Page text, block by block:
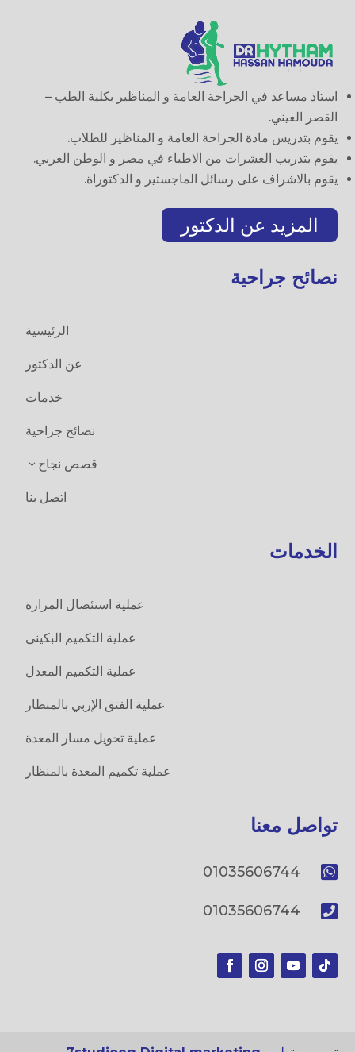
تواصل معنا

01035606744

01035606744
الخدمات
عملية ‏استئصال المرارة
عملية التكميم البكيني
عملية التكميم المعدل
عملية الفتق الإربي بالمنظار
عملية تحويل مسار المعدة
عملية تكميم المعدة بالمنظار
نصائح جراحية
الرئيسية
عن الدكتور
خدمات
نصائح جراحية
قصص نجاح 3
اتصل بنا
استاذ مساعد في الجراحة العامة و المناظير بكلية الطب –
القصر العيني.
يقوم بتدريس مادة الجراحة العامة و المناظير للطلاب.
يقوم بتدريب العشرات من الاطباء في مصر و الوطن العربي.
يقوم بالاشراف على رسائل الماجستير و الدكتوراة.
المزيد عن الدكتور